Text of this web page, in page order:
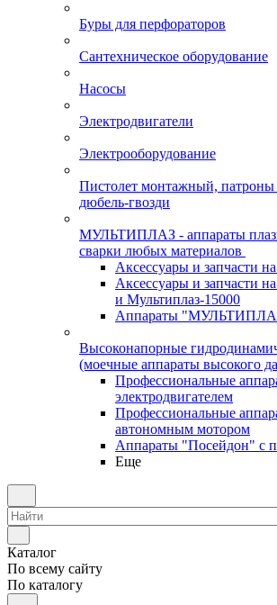
Буры для перфораторов
Сантехническое оборудование
Насосы
Электродвигатели
Электрооборудование
Пистолет монтажный,
дюбель-гвозди
МУЛЬТИПЛАЗ - аппараты
сварки любых материалов
Аксессуары и запчасти
Аксессуары и запчасти
и Мультиплаз-15000
Аппараты
Высоконапорные
(моечные аппараты высокого
Профессиональные
электродвигателем
Профессиональные
автономным мотором
Аппараты "Посейдон" с
Еще
Каталог
По всему сайту
По каталогу